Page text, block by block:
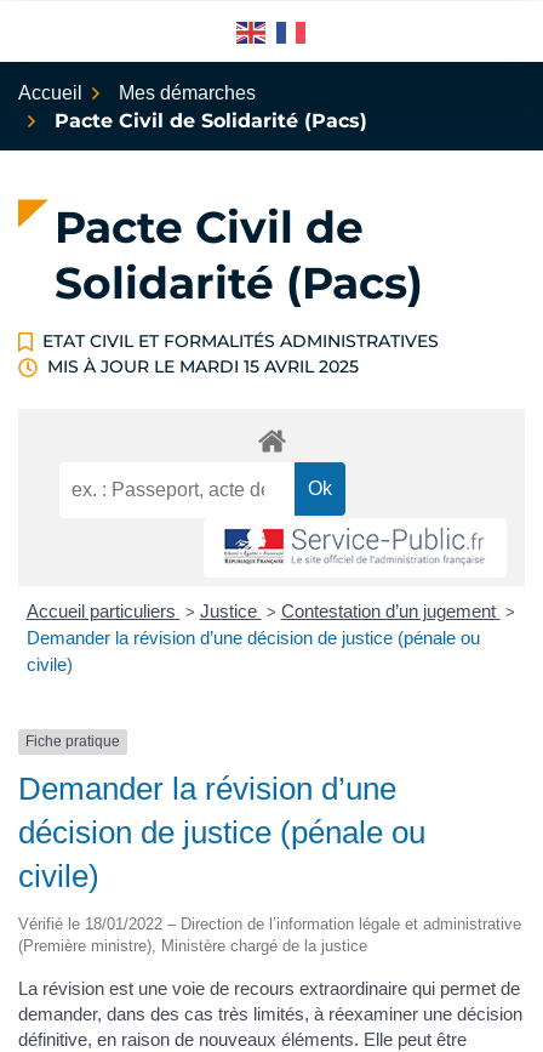
Accueil
Mes démarches
Pacte Civil de Solidarité (Pacs)
Pacte Civil de
Solidarité (Pacs)
ETAT CIVIL ET FORMALITÉS ADMINISTRATIVES
MIS À JOUR LE MARDI 15 AVRIL 2025
Accueil particuliers > Justice > Contestation d’un jugement >
Demander la révision d’une décision de justice (pénale ou
civile)
Fiche pratique
Demander la révision d’une
décision de justice (pénale ou
civile)
Vérifié le 18/01/2022 – Direction de l’information légale et administrative
(Première ministre), Ministère chargé de la justice
La révision est une voie de recours extraordinaire qui permet de
demander, dans des cas très limités, à réexaminer une décision
définitive, en raison de nouveaux éléments. Elle peut être